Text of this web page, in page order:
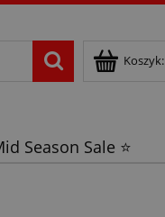
Koszyk:
Season Sale ⭐